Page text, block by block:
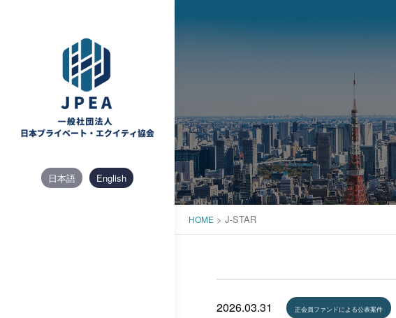
日本語 English
HOME > J-STAR
2026.03.31 正会員ファンドによる公表案件